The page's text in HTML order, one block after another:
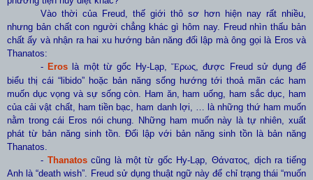
Vào thời của Freud, thế giới thô sơ hơn hiện nay rất nhiều,
nhưng bản chất con người chẳng khác gì hôm nay. Freud nhìn thấu bản
chất ấy và nhận ra hai xu hướng bản năng đối lập mà ông gọi là Eros và
Thanatos:
- Eros là một từ gốc Hy-Lạp,Ἔρως, được Freud sử dụng để
biểu thị cái “libido” hoặc bản năng sống hướng tới thoả mãn các ham
muốn dục vọng và sự sống còn. Ham ăn, ham uống, ham sắc dục, ham
của cải vật chất, ham tiền bạc, ham danh lợi, … là những thứ ham muốn
nằm trong cái Eros nói chung. Những ham muốn này là tự nhiên, xuất
phát từ bản năng sinh tồn. Đối lập với bản năng sinh tồn là bản năng
Thanatos.
- Thanatoscũng là một từ gốc Hy-Lạp, Θάνατος, dịch ra tiếng
Anh là “death wish”. Freud sử dụng thuật ngữ này để chỉ trạng thái “muốn